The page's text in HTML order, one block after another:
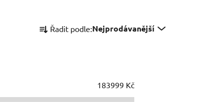
a
p
Řadit podle:Nejprodávanější
183999 Kč